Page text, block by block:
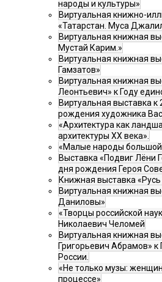
народы и культуры»
Виртуальная книжно-
«Татарстан. Муса
Виртуальная книжная
Мустай Карим.»
Виртуальная книжная
Гамзатов»
Виртуальная книжная
Леонтьевич» к Году
Виртуальная выставка
рождения художника
«Архитектура как
архитектуры XX века».
«Малые народы большой
Выставка «Подвиг Лёни
дня рождения Героя
Книжная выставка
Виртуальная книжная
Даниловы»
«Творцы российской
Николаевич Челомей
Виртуальная книжная
Григорьевич Абрамов»
России.
«Не только музы:
процессе»